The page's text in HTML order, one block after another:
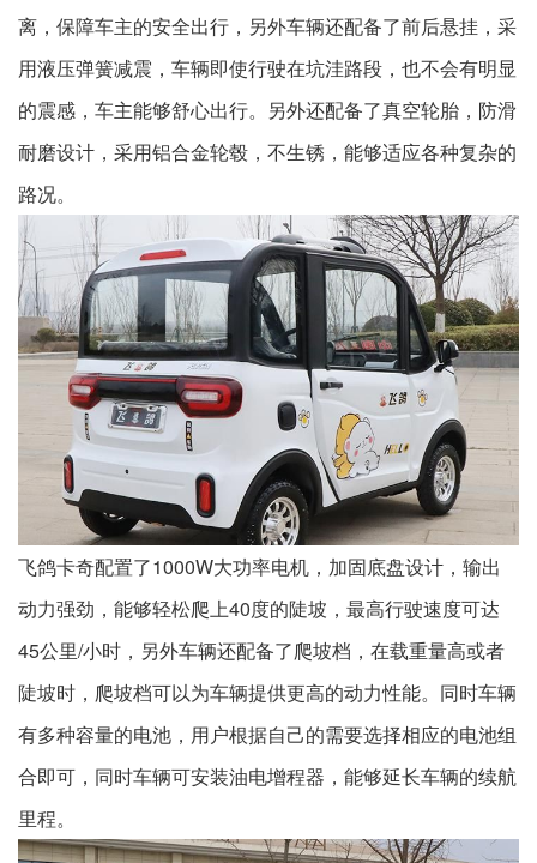
离，保障车主的安全出行，另外车辆还配备了前后悬挂，采
用液压弹簧减震，车辆即使行驶在坑洼路段，也不会有明显
的震感，车主能够舒心出行。另外还配备了真空轮胎，防滑
耐磨设计，采用铝合金轮毂，不生锈，能够适应各种复杂的
路况。
飞鸽卡奇配置了1000W大功率电机，加固底盘设计，输出
动力强劲，能够轻松爬上40度的陡坡，最高行驶速度可达
45公里/小时，另外车辆还配备了爬坡档，在载重量高或者
陡坡时，爬坡档可以为车辆提供更高的动力性能。同时车辆
有多种容量的电池，用户根据自己的需要选择相应的电池组
合即可，同时车辆可安装油电增程器，能够延长车辆的续航
里程。